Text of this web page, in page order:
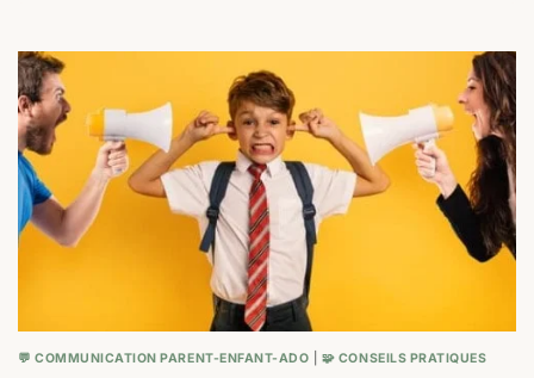
NE
IL
PAS
?
3
QUESTIONS
💬 COMMUNICATION PARENT-ENFANT-ADO 🧩 CONSEILS PRATIQUES